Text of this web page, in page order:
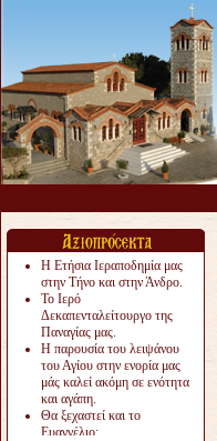
Η Ετήσια Ιεραποδημία μας
στην Τήνο και στην Άνδρο.
Το Ιερό
Δεκαπενταλείτουργο της
Παναγίας μας.
Η παρουσία του λειψάνου
του Αγίου στην ενορία μας
μάς καλεί ακόμη σε ενότητα
και αγάπη.
Θα ξεχαστεί και το
Ευαγγέλιο;